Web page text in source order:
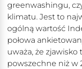
greenwashingu,
klimatu. Jest to
ogólną wartość
połowa
uważa, że zjawisko
powszechne niż w